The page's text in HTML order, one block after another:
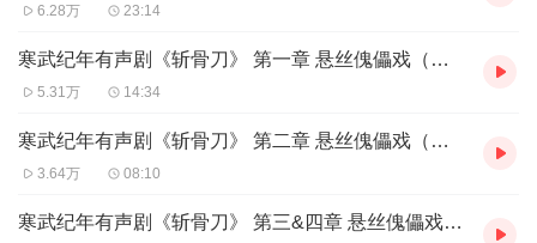
阿鬼+大江
6.28万 23:14
寒武纪年有声剧《斩骨刀》 第一章 悬丝傀儡戏（一）
5.31万 14:34
寒武纪年有声剧《斩骨刀》 第二章 悬丝傀儡戏（二）
3.64万 08:10
寒武纪年有声剧《斩骨刀》 第三&四章 悬丝傀儡戏（三）